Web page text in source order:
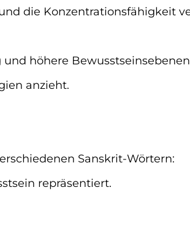
die Konzentrationsfähigkeit
höhere
anzieht.
Sanskrit-Wörtern:
repräsentiert.